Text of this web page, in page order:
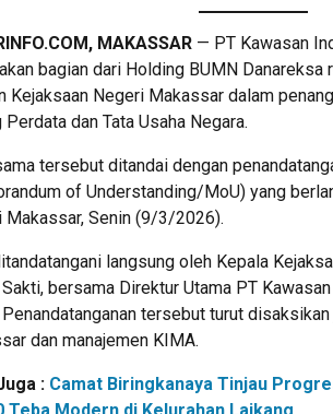
MAKASSAR — PT Kawasan
bagian dari Holding BUMN Danareksa
Kejaksaan Negeri Makassar dalam
Perdata dan Tata Usaha Negara.
tersebut ditandai dengan
of Understanding/MoU) yang
Makassar, Senin (9/3/2026).
langsung oleh Kepala
Sakti, bersama Direktur Utama PT
tersebut turut
dan manajemen KIMA.
: Camat Biringkanaya Tinjau